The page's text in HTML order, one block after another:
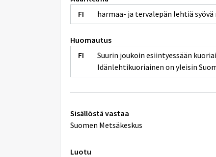
harmaa- ja tervalepän lehtiä
Huomautus
Suurin joukoin esiintyessään
Idänlehtikuoriainen on yleisin
Tekniset
lisätiedot
Sisällöstä vastaa
Suomen Metsäkeskus
Luotu